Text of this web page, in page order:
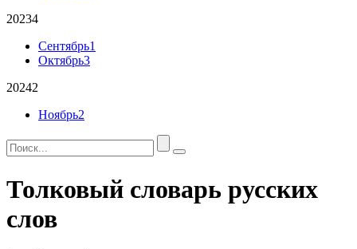
20234
Сентябрь1
Октябрь3
20242
Ноябрь2
Толковый словарь русских
слов